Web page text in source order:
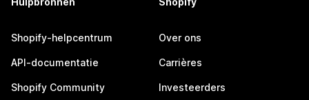
Shopify-helpcentrum
API-documentatie
Shopify Community
Over ons
Carrières
Investeerders